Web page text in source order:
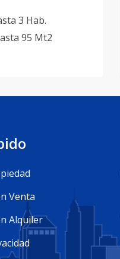
3 Hab.
95 Mt2
Venta
Alquiler